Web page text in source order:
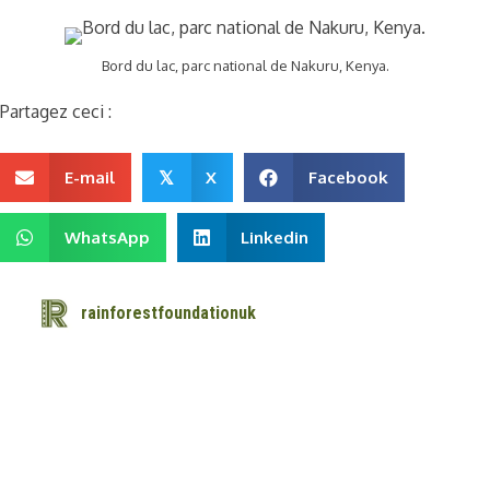
Bord du lac, parc national de Nakuru, Kenya.
Partagez ceci :
E-mail 𝕏 X Facebook
WhatsApp Linkedin
rainforestfoundationuk